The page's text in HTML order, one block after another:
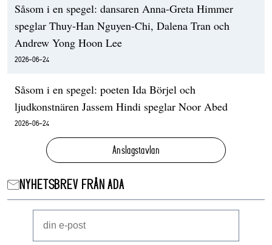
Såsom i en spegel: dansaren Anna-Greta Himmer
speglar Thuy-Han Nguyen-Chi, Dalena Tran och
Andrew Yong Hoon Lee
2026-06-24
Såsom i en spegel: poeten Ida Börjel och
ljudkonstnären Jassem Hindi speglar Noor Abed
2026-06-24
Anslagstavlan
NYHETSBREV FRÅN ADA